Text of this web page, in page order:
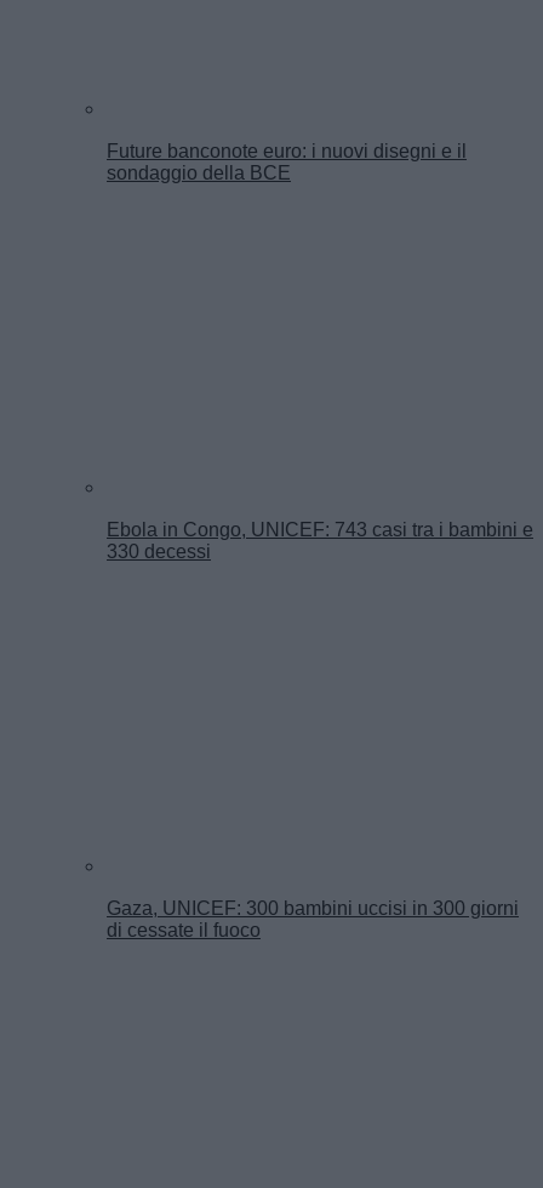
Future banconote euro: i nuovi disegni e il
sondaggio della BCE
Ebola in Congo, UNICEF: 743 casi tra i bambini e
330 decessi
Gaza, UNICEF: 300 bambini uccisi in 300 giorni
di cessate il fuoco